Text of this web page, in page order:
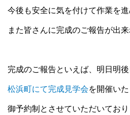
今後も安全に気を付けて作業を進
また皆さんに完成のご報告が出
完成のご報告といえば、明日明
松浜町にて完成見学会を開催いた
御予約制とさせていただいてお